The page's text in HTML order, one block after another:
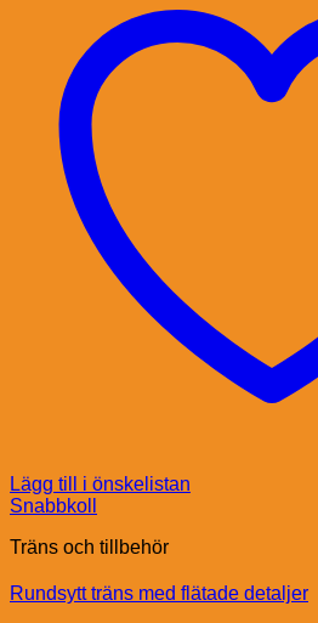
Lägg till i önskelistan
Snabbkoll
Träns och tillbehör
Rundsytt träns med flätade detaljer